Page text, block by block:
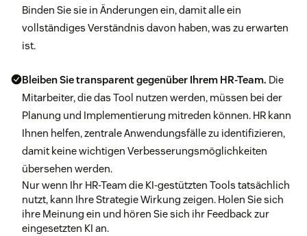
Binden Sie sie in Änderungen ein, damit alle ein
vollständiges Verständnis davon haben, was zu erwarten
ist.
Bleiben Sie transparent gegenüber Ihrem HR-Team. Die
Mitarbeiter, die das Tool nutzen werden, müssen bei der
Planung und Implementierung mitreden können. HR kann
Ihnen helfen, zentrale Anwendungsfälle zu identifizieren,
damit keine wichtigen Verbesserungsmöglichkeiten
übersehen werden.
Nur wenn Ihr HR-Team die KI-gestützten Tools tatsächlich
nutzt, kann Ihre Strategie Wirkung zeigen. Holen Sie sich
ihre Meinung ein und hören Sie sich ihr Feedback zur
eingesetzten KI an.